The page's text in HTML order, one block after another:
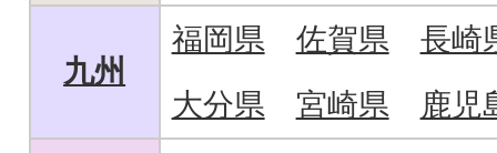
九州
福岡県 佐賀県
長崎
大分県
宮崎県
鹿児